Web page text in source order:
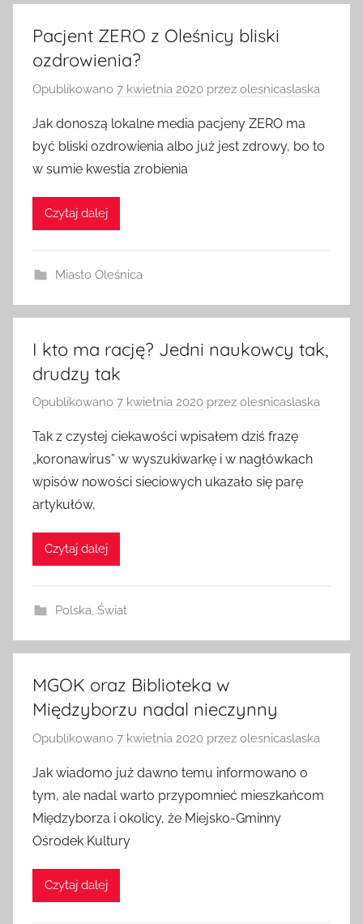
Pacjent ZERO z Oleśnicy bliski
ozdrowienia?
Opublikowano 7 kwietnia 2020 przez olesnicaslaska
Jak donoszą lokalne media pacjeny ZERO ma
być bliski ozdrowienia albo już jest zdrowy, bo to
w sumie kwestia zrobienia
Czytaj dalej
Miasto Oleśnica
I kto ma rację? Jedni naukowcy tak,
drudzy tak
Opublikowano 7 kwietnia 2020 przez olesnicaslaska
Tak z czystej ciekawości wpisałem dziś frazę
„koronawirus” w wyszukiwarkę i w nagłówkach
wpisów nowości sieciowych ukazało się parę
artykułów,
Czytaj dalej
Polska, Świat
MGOK oraz Biblioteka w
Międzyborzu nadal nieczynny
Opublikowano 7 kwietnia 2020 przez olesnicaslaska
Jak wiadomo już dawno temu informowano o
tym, ale nadal warto przypomnieć mieszkańcom
Międzyborza i okolicy, że Miejsko-Gminny
Ośrodek Kultury
Czytaj dalej